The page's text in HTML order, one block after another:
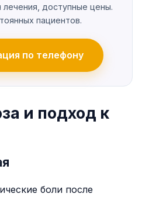
доступные цены.
пациентов.
по телефону
и подход к
боли после